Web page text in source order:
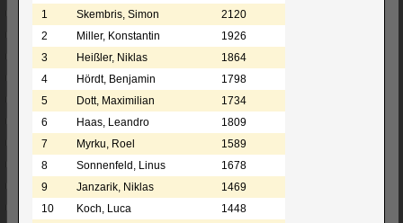
1
Skembris, Simon
2120
2
Miller, Konstantin
1926
3
Heißler, Niklas
1864
4
Hördt, Benjamin
1798
5
Dott, Maximilian
1734
6
Haas, Leandro
1809
7
Myrku, Roel
1589
8
Sonnenfeld, Linus
1678
9
Janzarik, Niklas
1469
10
Koch, Luca
1448